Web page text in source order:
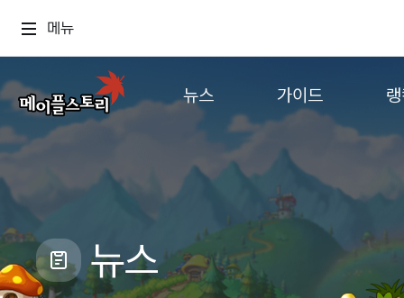
메뉴
뉴스
공지사항
업데이트
캐시샵 공지
메이플 알림판
with maple
가이드
게임정보
직업소개
확률형 아이템
NEXON NOW
뉴스